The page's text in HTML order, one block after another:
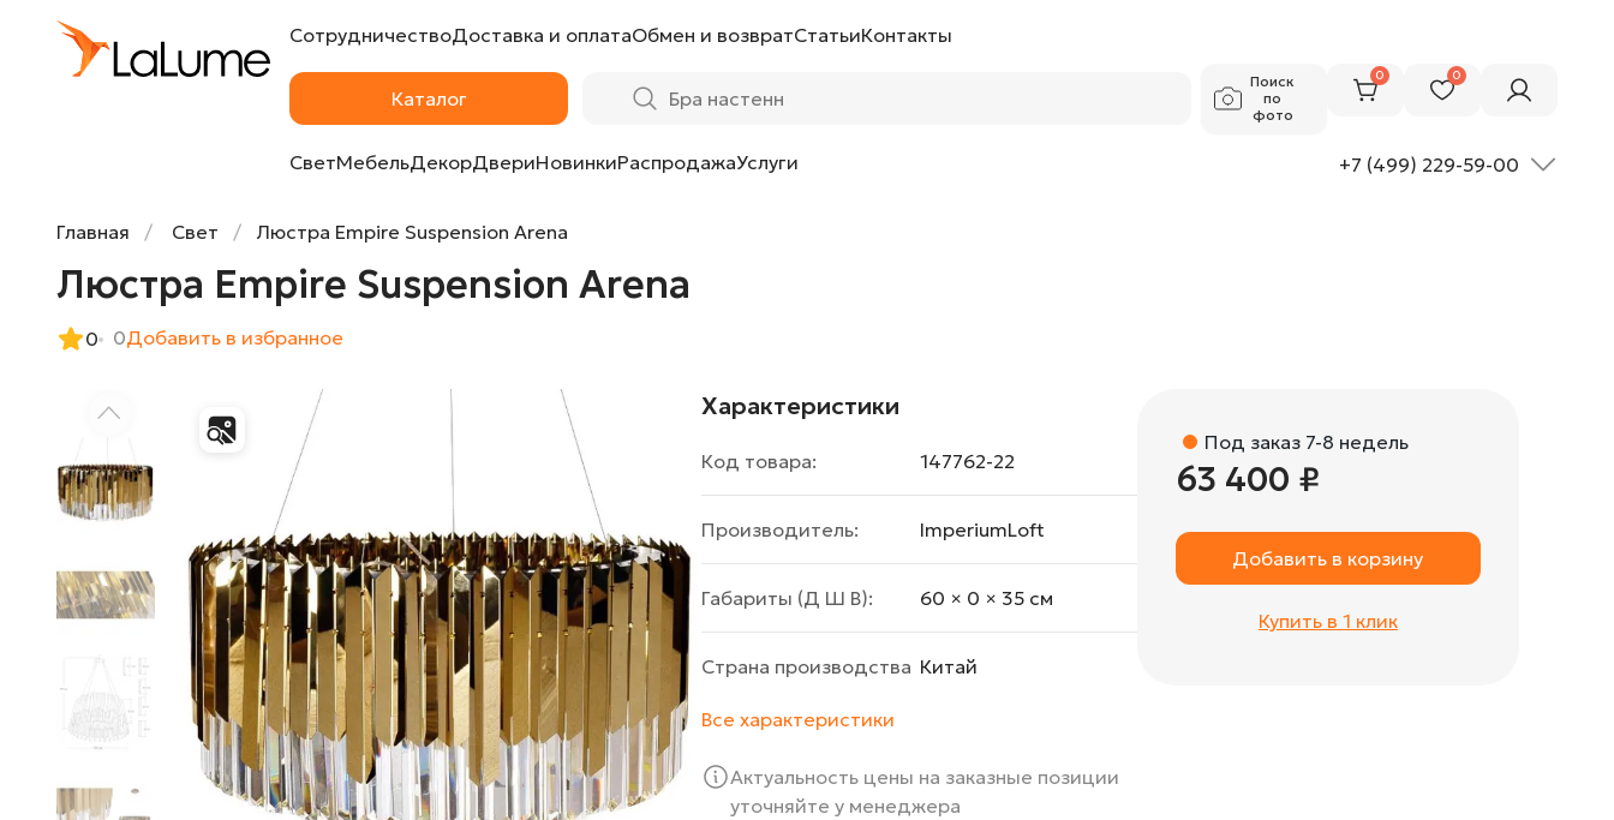
СотрудничествоДоставка и оплатаОбмен и возвратСтатьиКонтакты
Каталог
Поиск
по
фото
0 0
СветМебельДекорДвериНовинкиРаспродажаУслуги +7 (499) 229-59-00
Главная Свет Люстра Empire Suspension Arena
Люстра Empire Suspension Arena
0 0Добавить в избранное
Характеристики
Код товара: 147762-22
Производитель: ImperiumLoft
Габариты (Д Ш В): 60 × 0 × 35 cм
Страна производства Китай
Все характеристики
Актуальность цены на заказные позиции
уточняйте у менеджера
Под заказ 7-8 недель
63 400 ₽
Добавить в корзину
Купить в 1 клик
Люстра Empire Suspension Arena